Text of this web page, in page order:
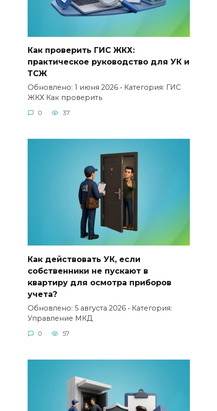
Как проверить ГИС ЖКХ:
практическое руководство для УК и
ТСЖ
Обновлено: 1 июня 2026 • Категория: ГИС
ЖКХ Как проверить
0 37
Как действовать УК, если
собственники не пускают в
квартиру для осмотра приборов
учета?
Обновлено: 5 августа 2026 • Категория:
Управление МКД
0 57